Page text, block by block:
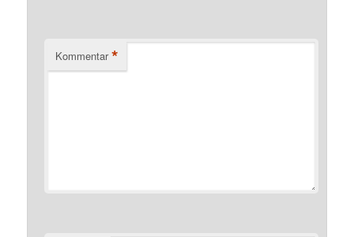
Kommentar *